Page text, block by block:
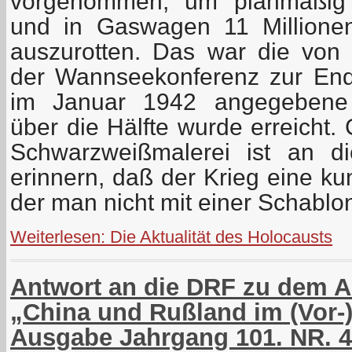
und in Gaswagen 11
auszurotten. Das war die von
der Wannseekonferenz zur
im Januar 1942 angegebene
über die Hälfte wurde erreicht.
Schwarzweißmalerei ist an
erinnern, daß der Krieg eine
der man nicht mit einer
Weiterlesen: Die Aktualität des Holocausts
Antwort an die DRF zu dem
„China und Rußland im
Ausgabe Jahrgang 101. NR.